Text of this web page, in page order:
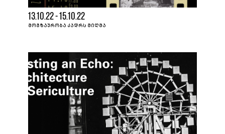
13.10.22 - 15.10.22
ᲛᲝᲒᲖᲐᲣᲠᲝᲑᲐ ᲙᲐᲓᲠᲡ ᲛᲘᲦᲛᲐ